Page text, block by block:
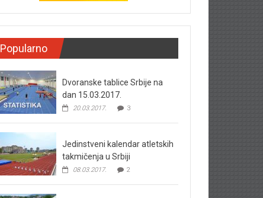
Popularno
Dvoranske tablice Srbije na
dan 15.03.2017.
20.03.2017. 3
Jedinstveni kalendar atletskih
takmičenja u Srbiji
08.03.2017. 2